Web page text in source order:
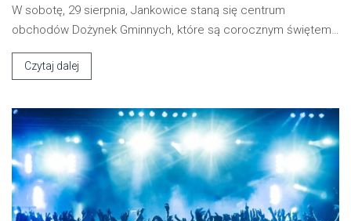
W sobotę, 29 sierpnia, Jankowice staną się centrum
obchodów Dożynek Gminnych, które są corocznym świętem…
Czytaj dalej